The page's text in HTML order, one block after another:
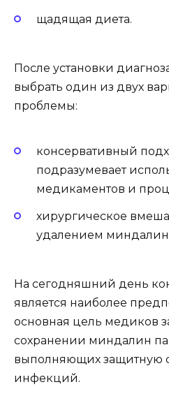
щадящая диета.
После установки
выбрать один из двух
проблемы:
консервативный
подразумевает
медикаментов и
хирургическое
удалением
На сегодняшний день
является наиболее
основная цель медиков
сохранении миндалин
выполняющих защитную
инфекций.